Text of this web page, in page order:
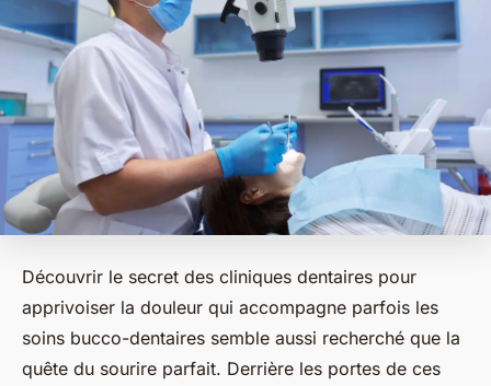
Découvrir le secret des cliniques dentaires pour
apprivoiser la douleur qui accompagne parfois les
soins bucco-dentaires semble aussi recherché que la
quête du sourire parfait. Derrière les portes de ces